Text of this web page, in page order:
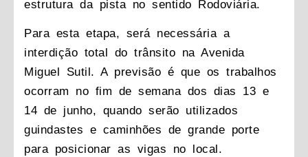
estrutura da pista no sentido Rodoviária.
Para esta etapa, será necessária a
interdição total do trânsito na Avenida
Miguel Sutil. A previsão é que os trabalhos
ocorram no fim de semana dos dias 13 e
14 de junho, quando serão utilizados
guindastes e caminhões de grande porte
para posicionar as vigas no local.